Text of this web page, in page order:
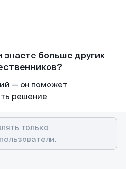
знаете больше других
— он поможет
решение